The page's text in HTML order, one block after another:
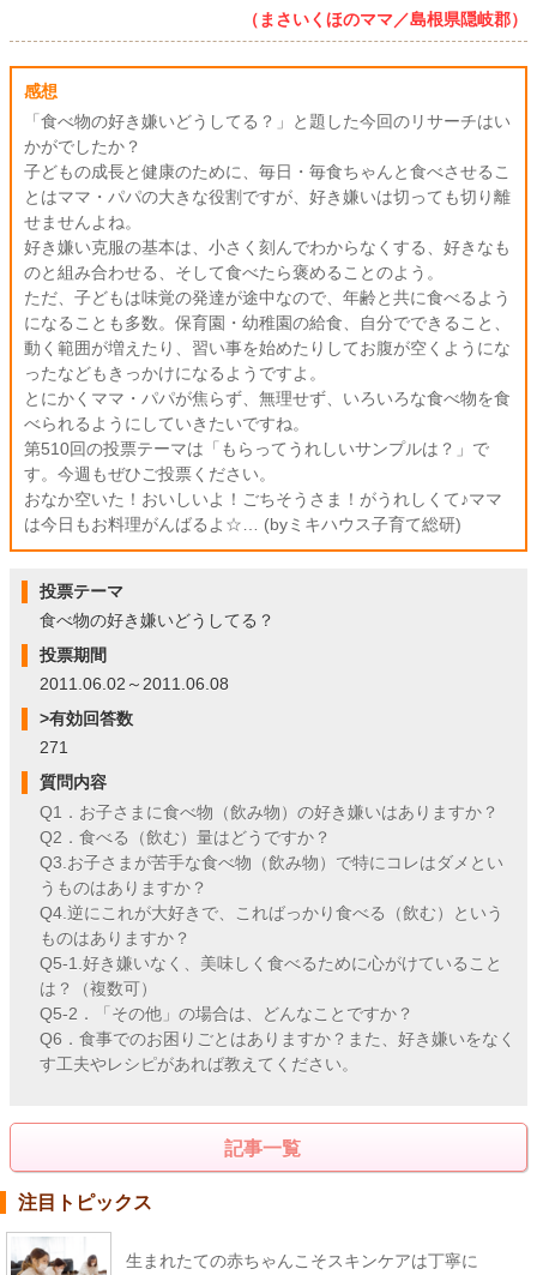
（まさいくほのママ／島根県隠岐郡）
感想
「食べ物の好き嫌いどうしてる？」と題した今回のリサーチはい
かがでしたか？
子どもの成長と健康のために、毎日・毎食ちゃんと食べさせるこ
とはママ・パパの大きな役割ですが、好き嫌いは切っても切り離
せませんよね。
好き嫌い克服の基本は、小さく刻んでわからなくする、好きなも
のと組み合わせる、そして食べたら褒めることのよう。
ただ、子どもは味覚の発達が途中なので、年齢と共に食べるよう
になることも多数。保育園・幼稚園の給食、自分でできること、
動く範囲が増えたり、習い事を始めたりしてお腹が空くようにな
ったなどもきっかけになるようですよ。
とにかくママ・パパが焦らず、無理せず、いろいろな食べ物を食
べられるようにしていきたいですね。
第510回の投票テーマは「もらってうれしいサンプルは？」で
す。今週もぜひご投票ください。
おなか空いた！おいしいよ！ごちそうさま！がうれしくて♪ママ
は今日もお料理がんばるよ☆… (byミキハウス子育て総研)
投票テーマ
食べ物の好き嫌いどうしてる？
投票期間
2011.06.02～2011.06.08
>有効回答数
271
質問内容
Q1．お子さまに食べ物（飲み物）の好き嫌いはありますか？
Q2．食べる（飲む）量はどうですか？
Q3.お子さまが苦手な食べ物（飲み物）で特にコレはダメとい
うものはありますか？
Q4.逆にこれが大好きで、こればっかり食べる（飲む）という
ものはありますか？
Q5-1.好き嫌いなく、美味しく食べるために心がけていること
は？（複数可）
Q5-2．「その他」の場合は、どんなことですか？
Q6．食事でのお困りごとはありますか？また、好き嫌いをなく
す工夫やレシピがあれば教えてください。
記事一覧
注目トピックス
生まれたての赤ちゃんこそスキンケアは丁寧に